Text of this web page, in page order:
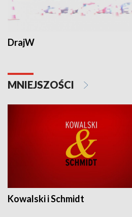
DrajW
MNIEJSZOŚCI
Kowalski i Schmidt